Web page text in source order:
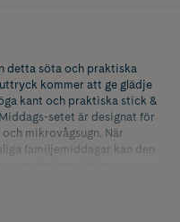
detta söta och praktiska
kommer att ge glädje
kant och praktiska stick &
setet är designat för
mikrovågsugn. När
familjemiddagar kan den
och en pipmugg.